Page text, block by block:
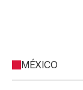
MÉXICO